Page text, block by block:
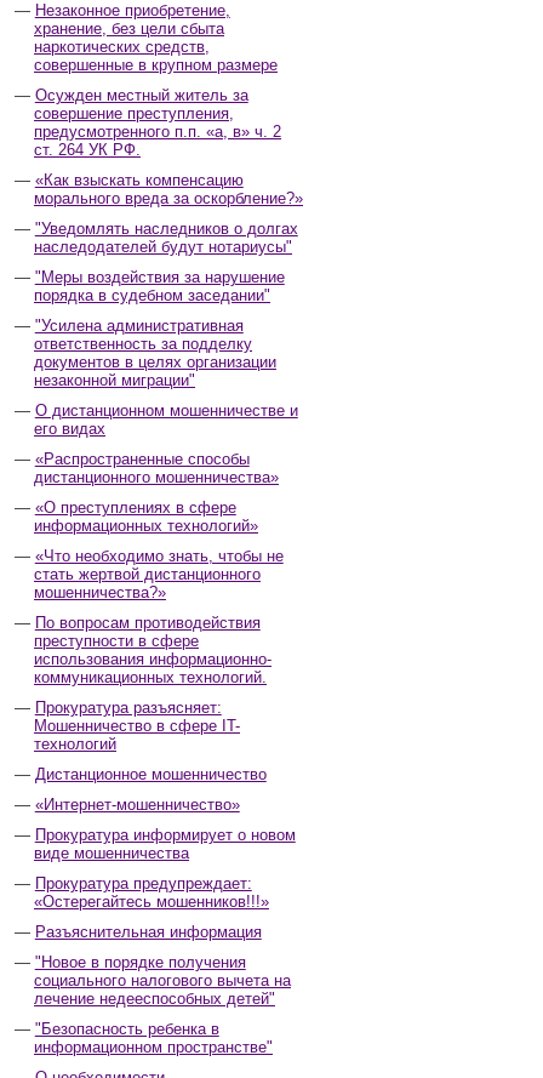
Незаконное приобретение,
хранение, без цели сбыта
наркотических средств,
совершенные в крупном размере
Осужден местный житель за
совершение преступления,
предусмотренного п.п. «а, в» ч. 2
ст. 264 УК РФ.
«Как взыскать компенсацию
морального вреда за оскорбление?»
"Уведомлять наследников о долгах
наследодателей будут нотариусы"
"Меры воздействия за нарушение
порядка в судебном заседании"
"Усилена административная
ответственность за подделку
документов в целях организации
незаконной миграции"
О дистанционном мошенничестве и
его видах
«Распространенные способы
дистанционного мошенничества»
«О преступлениях в сфере
информационных технологий»
«Что необходимо знать, чтобы не
стать жертвой дистанционного
мошенничества?»
По вопросам противодействия
преступности в сфере
использования информационно-
коммуникационных технологий.
Прокуратура разъясняет:
Мошенничество в сфере IT-
технологий
Дистанционное мошенничество
«Интернет-мошенничество»
Прокуратура информирует о новом
виде мошенничества
Прокуратура предупреждает:
«Остерегайтесь мошенников!!!»
Разъяснительная информация
"Новое в порядке получения
социального налогового вычета на
лечение недееспособных детей"
"Безопасность ребенка в
информационном пространстве"